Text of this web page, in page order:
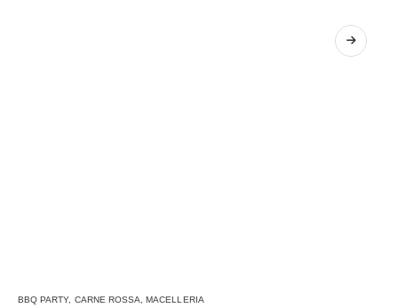
BBQ PARTY, CARNE ROSSA,MACELLERIA